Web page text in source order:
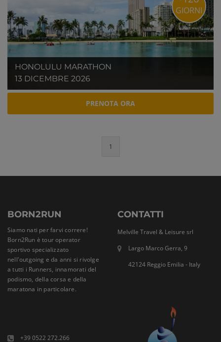
HONOLULU MARATHON
13 DICEMBRE 2026
GIORNI
PRENOTA ORA
1
BORN2RUN
Siamo nati per farvi correre!
Born2Run è tour operator
sportivo specializzato
nell'outgoing e da anni si rivolge
a tutti i Runners, innamorati del
podismo, della corsa e della
maratona in particolare.
CONTATTI
Melville Travel & Leisure srl
Largo Marco Gerra, 9
42124 Reggio Emilia - Italy
+39 0522 272.266